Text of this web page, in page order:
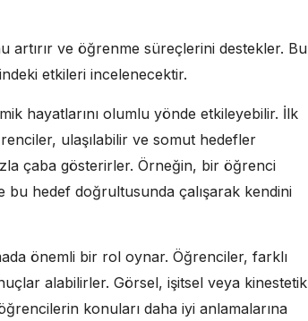
ve öğrenme süreçlerini destekler. Bu
etkileri incelenecektir.
hayatlarını olumlu yönde etkileyebilir. İlk
ulaşılabilir ve somut hedefler
çaba gösterirler. Örneğin, bir öğrenci
bu hedef doğrultusunda çalışarak kendini
önemli bir rol oynar. Öğrenciler, farklı
alabilirler. Görsel, işitsel veya kinestetik
konuları daha iyi anlamalarına